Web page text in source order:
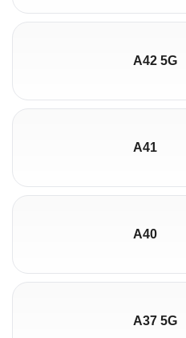
A42 5G
A41
A40
A37 5G